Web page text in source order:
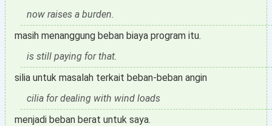
now raises a burden.
masih menanggung beban biaya program itu.
is still paying for that.
silia untuk masalah terkait beban-beban angin
cilia for dealing with wind loads
menjadi beban berat untuk saya.